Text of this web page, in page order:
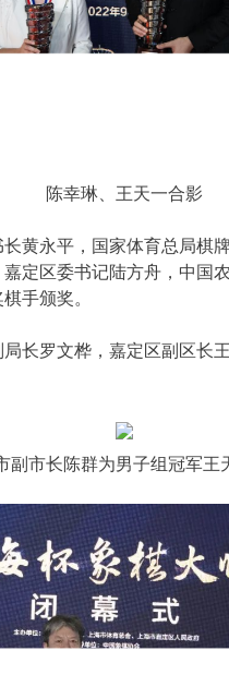
陈幸琳、王天一合影
长黄永平，国家体育总局棋
定区委书记陆方舟，中国
手颁奖。
长罗文桦，嘉定区副区长
副市长陈群为男子组冠军王